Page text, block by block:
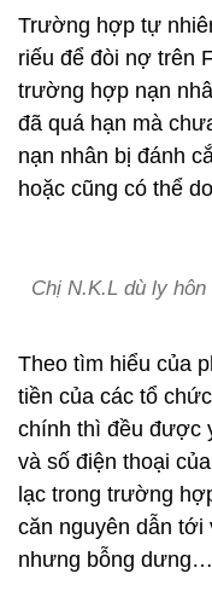
Trường hợp tự
riếu để đòi nợ trên
trường hợp nạn
đã quá hạn mà
nạn nhân bị đánh
hoặc cũng có thể
Chị N.K.L dù ly
Theo tìm hiểu của
tiền của các tổ
chính thì đều được
và số điện thoại
lạc trong trường
căn nguyên dẫn tới
nhưng bỗng